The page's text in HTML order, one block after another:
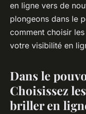
en ligne vers de
plongeons dans le
comment choisir
votre visibilité en
Dans le
Choisissez
briller en